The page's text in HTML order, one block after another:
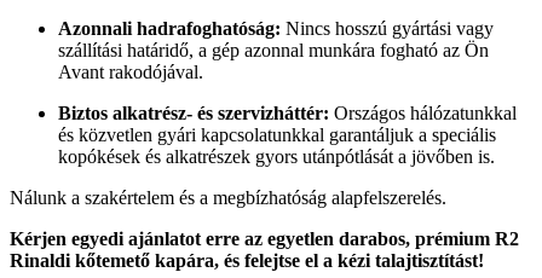
Azonnali hadrafoghatóság: Nincs hosszú gyártási vagy
szállítási határidő, a gép azonnal munkára fogható az Ön
Avant rakodójával.
Biztos alkatrész- és szervizháttér: Országos hálózatunkkal
és közvetlen gyári kapcsolatunkkal garantáljuk a speciális
kopókések és alkatrészek gyors utánpótlását a jövőben is.
Nálunk a szakértelem és a megbízhatóság alapfelszerelés.
Kérjen egyedi ajánlatot erre az egyetlen darabos, prémium R2
Rinaldi kőtemető kapára, és felejtse el a kézi talajtisztítást!